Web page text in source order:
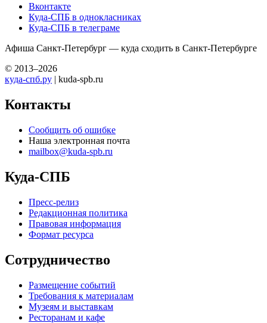
Вконтакте
Куда-СПБ в однокласниках
Куда-СПБ в телеграме
Афиша Санкт-Петербург — куда сходить в Санкт-Петербурге
© 2013–2026
куда-спб.ру | kuda-spb.ru
Контакты
Сообщить об ошибке
Наша электронная почта
mailbox@kuda-spb.ru
Куда-СПБ
Пресс-релиз
Редакционная политика
Правовая информация
Формат ресурса
Сотрудничество
Размещение событий
Требования к материалам
Музеям и выставкам
Ресторанам и кафе